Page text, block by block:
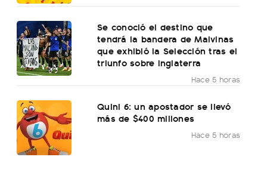
Se conoció el destino que
tendrá la bandera de Malvinas
que exhibió la Selección tras el
triunfo sobre Inglaterra
Hace 5 horas
Quini 6: un apostador se llevó
más de $400 millones
Hace 5 horas